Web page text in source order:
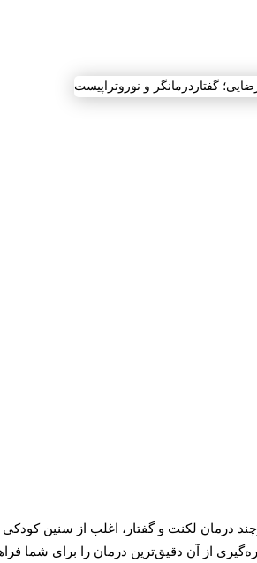
درمان لکنت و گفتار، اغلب از سنین
از آن دقیق‌ترین درمان را برای شما